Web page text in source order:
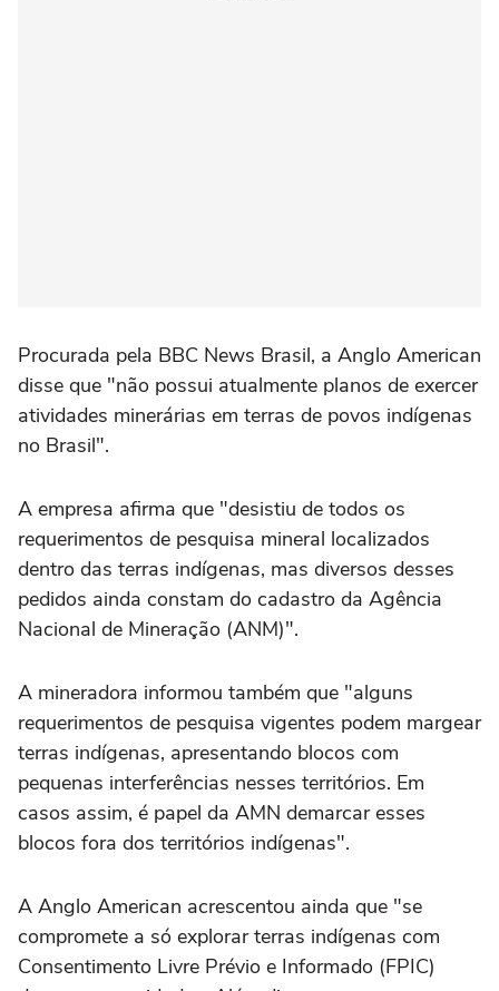
Procurada pela BBC News Brasil, a Anglo American
disse que "não possui atualmente planos de exercer
atividades minerárias em terras de povos indígenas
no Brasil".
A empresa afirma que "desistiu de todos os
requerimentos de pesquisa mineral localizados
dentro das terras indígenas, mas diversos desses
pedidos ainda constam do cadastro da Agência
Nacional de Mineração (ANM)".
A mineradora informou também que "alguns
requerimentos de pesquisa vigentes podem margear
terras indígenas, apresentando blocos com
pequenas interferências nesses territórios. Em
casos assim, é papel da AMN demarcar esses
blocos fora dos territórios indígenas".
A Anglo American acrescentou ainda que "se
compromete a só explorar terras indígenas com
Consentimento Livre Prévio e Informado (FPIC)